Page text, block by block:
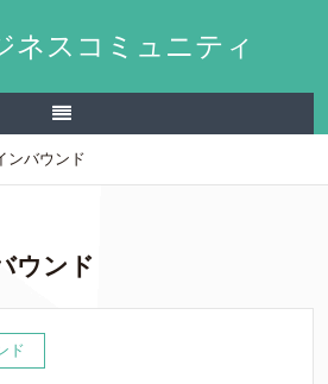
ネスコミュニティ
ンバウンド
ウンド
ド